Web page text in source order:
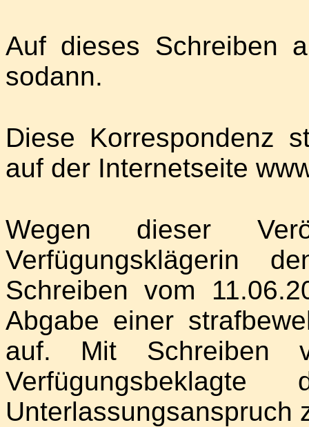
Auf dieses Schreiben
sodann.
Diese Korrespondenz
auf der Internetseite
Wegen dieser
Verfügungsklägerin
Schreiben vom
Abgabe einer
auf. Mit Schreiben
Unterlassungsanspruch